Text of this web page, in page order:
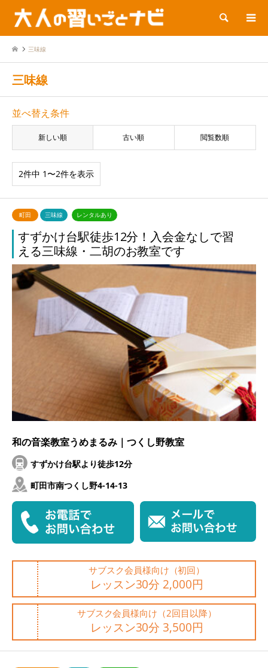
検索
三味線
三味線
並べ替え条件
新しい順 古い順 閲覧数順
2件中 1〜2件を表示
町田 三味線 レンタルあり
すずかけ台駅徒歩12分！入会金なしで習
える三味線・二胡のお教室です
和の音楽教室うめまるみ｜つくし野教室
すずかけ台駅より徒歩12分
町田市南つくし野4-14-13
サブスク会員様向け（初回）
レッスン30分 2,000円
サブスク会員様向け（2回目以降）
レッスン30分 3,500円